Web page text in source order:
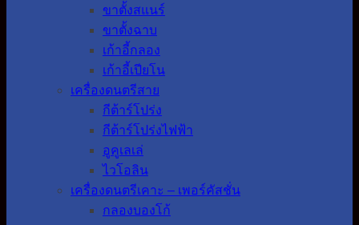
ขาตั้งสแนร์
ขาตั้งฉาบ
เก้าอี้กลอง
เก้าอี้เปียโน
เครื่องดนตรีสาย
กีต้าร์โปร่ง
กีต้าร์โปร่งไฟฟ้า
อูคูเลเล่
ไวโอลิน
เครื่องดนตรีเคาะ – เพอร์คัสชั่น
กลองบองโก้